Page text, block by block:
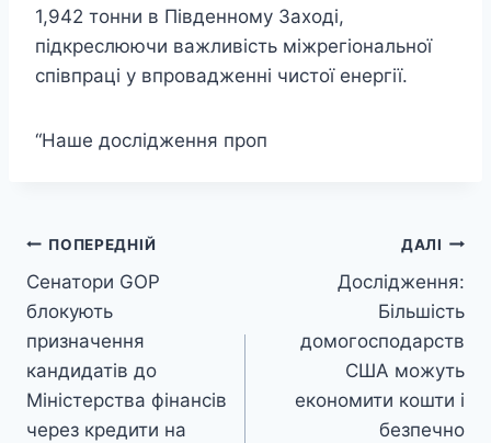
1,942 тонни в Південному Заході,
підкреслюючи важливість міжрегіональної
співпраці у впровадженні чистої енергії.
“Наше дослідження проп
Навігація
записів
ПОПЕРЕДНІЙ
Сенатори GOP
блокують
призначення
кандидатів до
Міністерства фінансів
через кредити на
ДАЛІ
Дослідження:
Більшість
домогосподарств
США можуть
економити кошти і
безпечно